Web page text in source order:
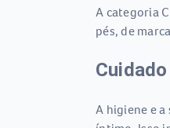
A categoria
pés, de
A higiene e